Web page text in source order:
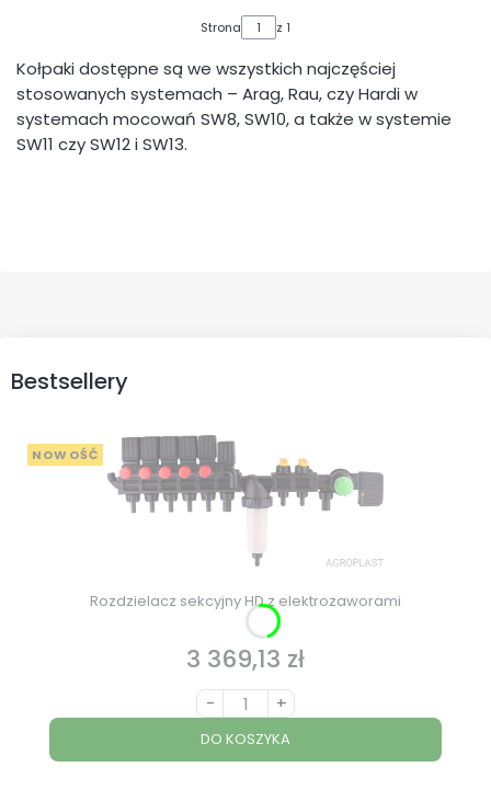
Strona z 1
Kołpaki dostępne są we wszystkich najczęściej
stosowanych systemach – Arag, Rau, czy Hardi w
systemach mocowań SW8, SW10, a także w systemie
SW11 czy SW12 i SW13.
Bestsellery
NOWOŚĆ
Rozdzielacz sekcyjny HD z elektrozaworami
Cena
3 369,13 zł
- +
DO KOSZYKA